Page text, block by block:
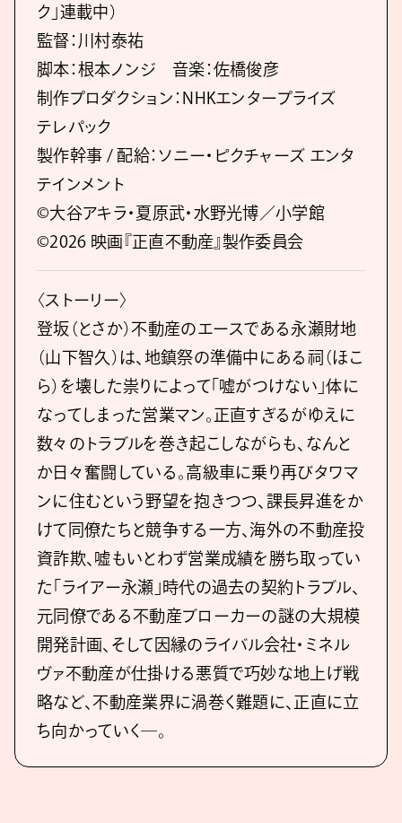
ク」連載中）
監督：川村泰祐
脚本：根本ノンジ 音楽：佐橋俊彦
制作プロダクション：NHKエンタープライズ
テレパック
製作幹事 / 配給：ソニー・ピクチャーズ エンタ
テインメント
©大谷アキラ・夏原武・水野光博／小学館
©2026 映画『正直不動産』製作委員会
〈ストーリー〉
登坂（とさか）不動産のエースである永瀬財地
（山下智久）は、地鎮祭の準備中にある祠（ほこ
ら）を壊した祟りによって「嘘がつけない」体に
なってしまった営業マン。正直すぎるがゆえに
数々のトラブルを巻き起こしながらも、なんと
か日々奮闘している。高級車に乗り再びタワマ
ンに住むという野望を抱きつつ、課長昇進をか
けて同僚たちと競争する一方、海外の不動産投
資詐欺、嘘もいとわず営業成績を勝ち取ってい
た「ライアー永瀬」時代の過去の契約トラブル、
元同僚である不動産ブローカーの謎の大規模
開発計画、そして因縁のライバル会社・ミネル
ヴァ不動産が仕掛ける悪質で巧妙な地上げ戦
略など、不動産業界に渦巻く難題に、正直に立
ち向かっていく―。